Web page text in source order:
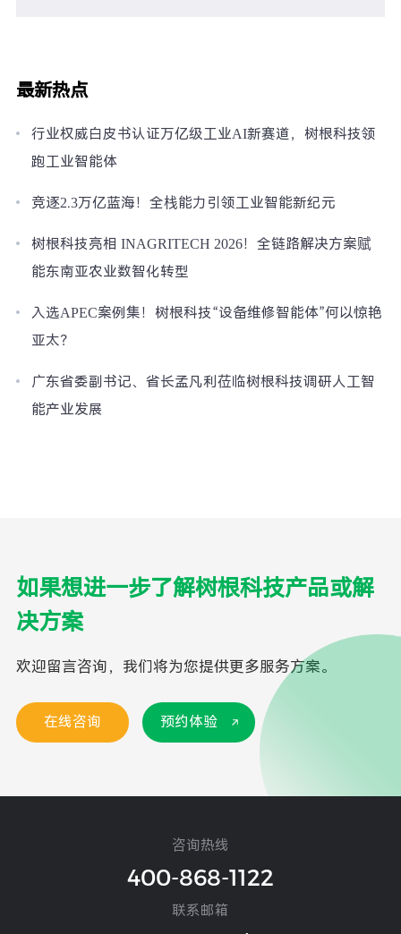
最新热点
行业权威白皮书认证万亿级工业AI新赛道，树根科技领
跑工业智能体
竞逐2.3万亿蓝海！全栈能力引领工业智能新纪元
树根科技亮相 INAGRITECH 2026！全链路解决方案赋
能东南亚农业数智化转型
入选APEC案例集！树根科技“设备维修智能体”何以惊艳
亚太？
广东省委副书记、省长孟凡利莅临树根科技调研人工智
能产业发展
如果想进一步了解树根科技产品或解
决方案
欢迎留言咨询，我们将为您提供更多服务方案。
在线咨询 预约体验
咨询热线
400-868-1122
联系邮箱